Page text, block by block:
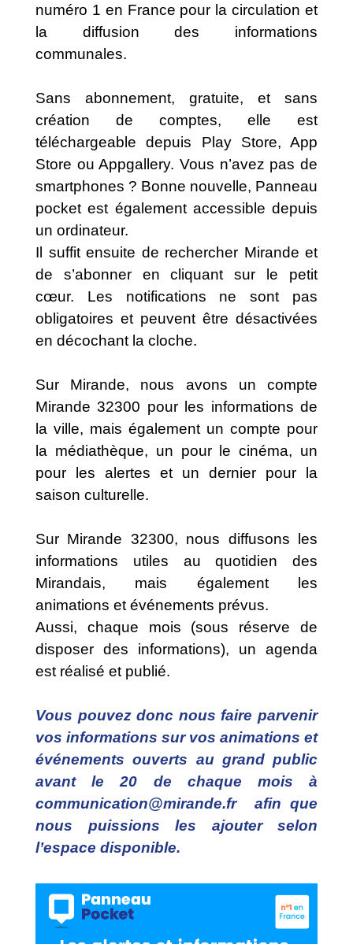
numéro 1 en France pour la circulation et
la diffusion des informations
communales.
Sans abonnement, gratuite, et sans
création de comptes, elle est
téléchargeable depuis Play Store, App
Store ou Appgallery. Vous n’avez pas de
smartphones ? Bonne nouvelle, Panneau
pocket est également accessible depuis
un ordinateur.
Il suffit ensuite de rechercher Mirande et
de s’abonner en cliquant sur le petit
cœur. Les notifications ne sont pas
obligatoires et peuvent être désactivées
en décochant la cloche.
Sur Mirande, nous avons un compte
Mirande 32300 pour les informations de
la ville, mais également un compte pour
la médiathèque, un pour le cinéma, un
pour les alertes et un dernier pour la
saison culturelle.
Sur Mirande 32300, nous diffusons les
informations utiles au quotidien des
Mirandais, mais également les
animations et événements prévus.
Aussi, chaque mois (sous réserve de
disposer des informations), un agenda
est réalisé et publié.
Vous pouvez donc nous faire parvenir
vos informations sur vos animations et
événements ouverts au grand public
avant le 20 de chaque mois à
communication@mirande.fr afin que
nous puissions les ajouter selon
l’espace disponible.